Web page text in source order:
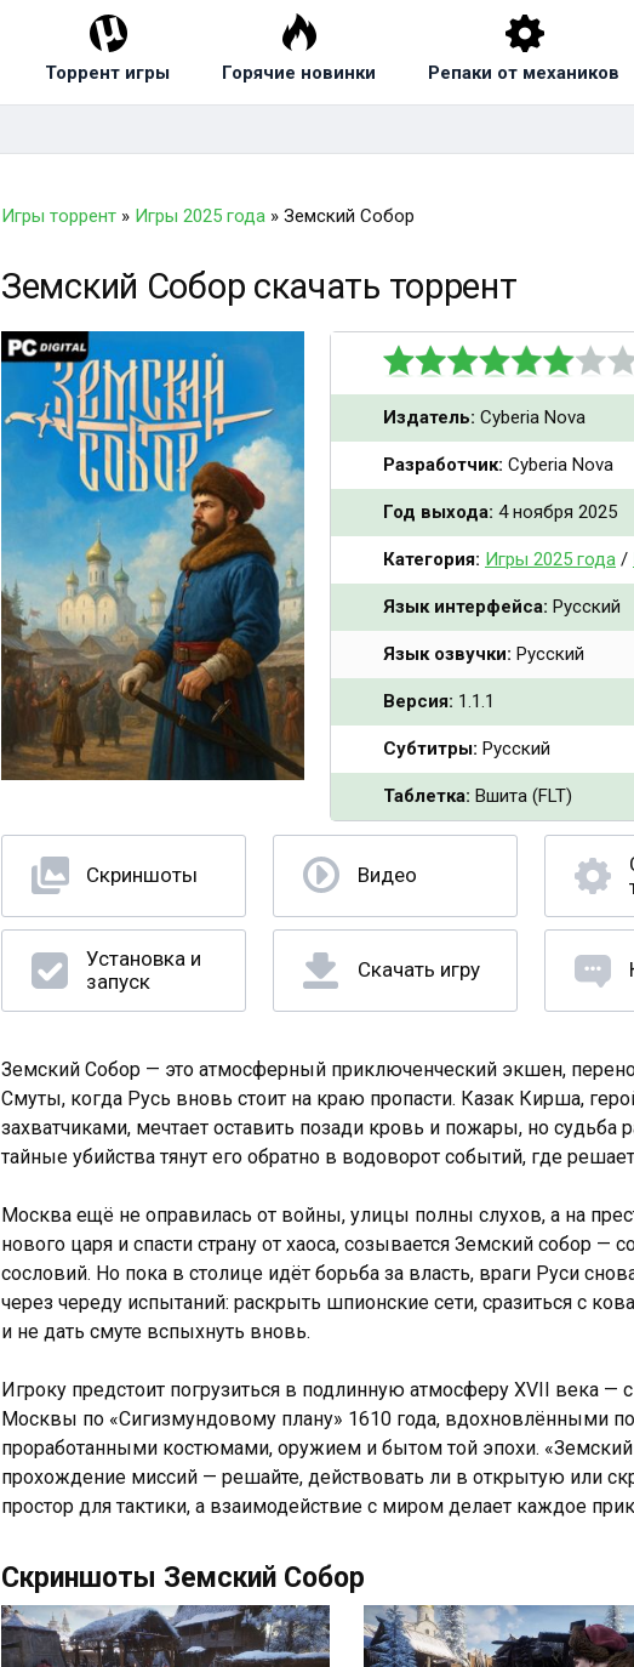
Торрент игры Горячие новинки Репаки от механиков
Игры торрент » Игры 2025 года » Земский Собор
Земский Собор скачать торрент
Издатель: Cyberia Nova
Разработчик: Cyberia Nova
Год выхода: 4 ноября 2025
Категория: Игры 2025 года /
Язык интерфейса: Русский
Язык озвучки: Русский
Версия: 1.1.1
Субтитры: Русский
Таблетка: Вшита (FLT)
Скриншоты Видео
Установка и
запуск
Скачать игру
Земский Собор — это атмосферный приключенческий экшен,
Смуты, когда Русь вновь стоит на краю пропасти. Казак Кирша,
захватчиками, мечтает оставить позади кровь и пожары, но судьба
тайные убийства тянут его обратно в водоворот событий, где
Москва ещё не оправилась от войны, улицы полны слухов, а на
нового царя и спасти страну от хаоса, созывается Земский собор —
сословий. Но пока в столице идёт борьба за власть, враги Руси
через череду испытаний: раскрыть шпионские сети, сразиться с
и не дать смуте вспыхнуть вновь.
Игроку предстоит погрузиться в подлинную атмосферу XVII века
Москвы по «Сигизмундовому плану» 1610 года, вдохновлёнными
проработанными костюмами, оружием и бытом той эпохи. «Земский
прохождение миссий — решайте, действовать ли в открытую или
простор для тактики, а взаимодействие с миром делает каждое
Скриншоты Земский Собор